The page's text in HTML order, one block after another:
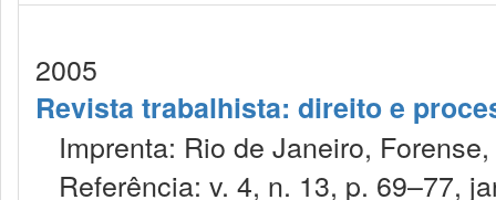
2005
Revista trabalhista: direito e
Imprenta: Rio de Janeiro,
Referência: v. 4, n. 13, p. 69–77,